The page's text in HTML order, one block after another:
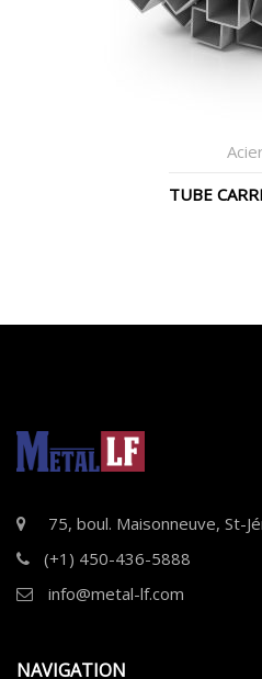
TUBE
75, boul. Maisonneuve, St-
(+1) 450-436-5888
info@metal-lf.com
NAVIGATION